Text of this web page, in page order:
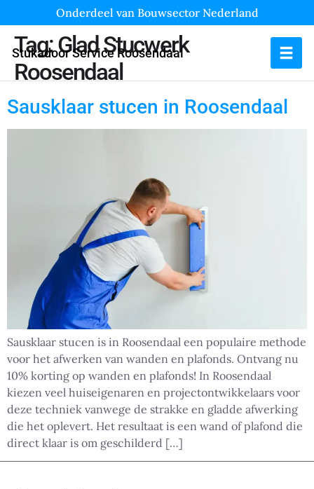
Onderdeel van Bouwsector Nederland
Stukadoor Service Roosendaal
Tag:Glad Stucwerk
Roosendaal
Sausklaar stucen in Roosendaal
Sausklaar stucen is in Roosendaal een populaire methode
voor het afwerken van wanden en plafonds. Ontvang nu
10% korting op wanden en plafonds! In Roosendaal
kiezen veel huiseigenaren en projectontwikkelaars voor
deze techniek vanwege de strakke en gladde afwerking
die het oplevert. Het resultaat is een wand of plafond die
direct klaar is om geschilderd […]